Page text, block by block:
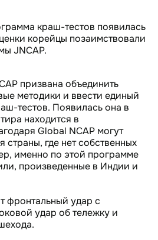
краш-тестов появилась
корейцы позаимствовали
JNCAP.
призвана объединить
методики и ввести единый
тестов. Появилась она в
находится в
Global NCAP могут
страны, где нет собственных
именно по этой программе
произведенные в Индии и
фронтальный удар с
удар об тележку и